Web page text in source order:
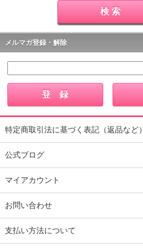
メルマガ登録・解除
特定商取引法に基づく表記（返品など）
公式ブログ
マイアカウント
お問い合わせ
支払い方法について